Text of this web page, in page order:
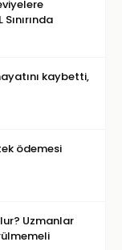
kaybetti,
ödemesi
Uzmanlar